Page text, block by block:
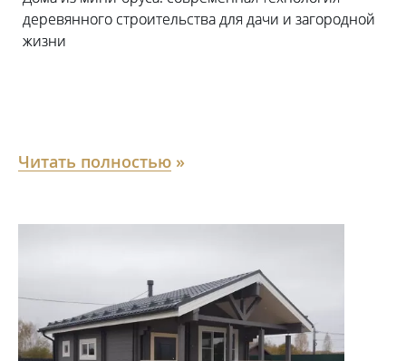
деревянного строительства для дачи и загородной
жизни
Читать полностью »